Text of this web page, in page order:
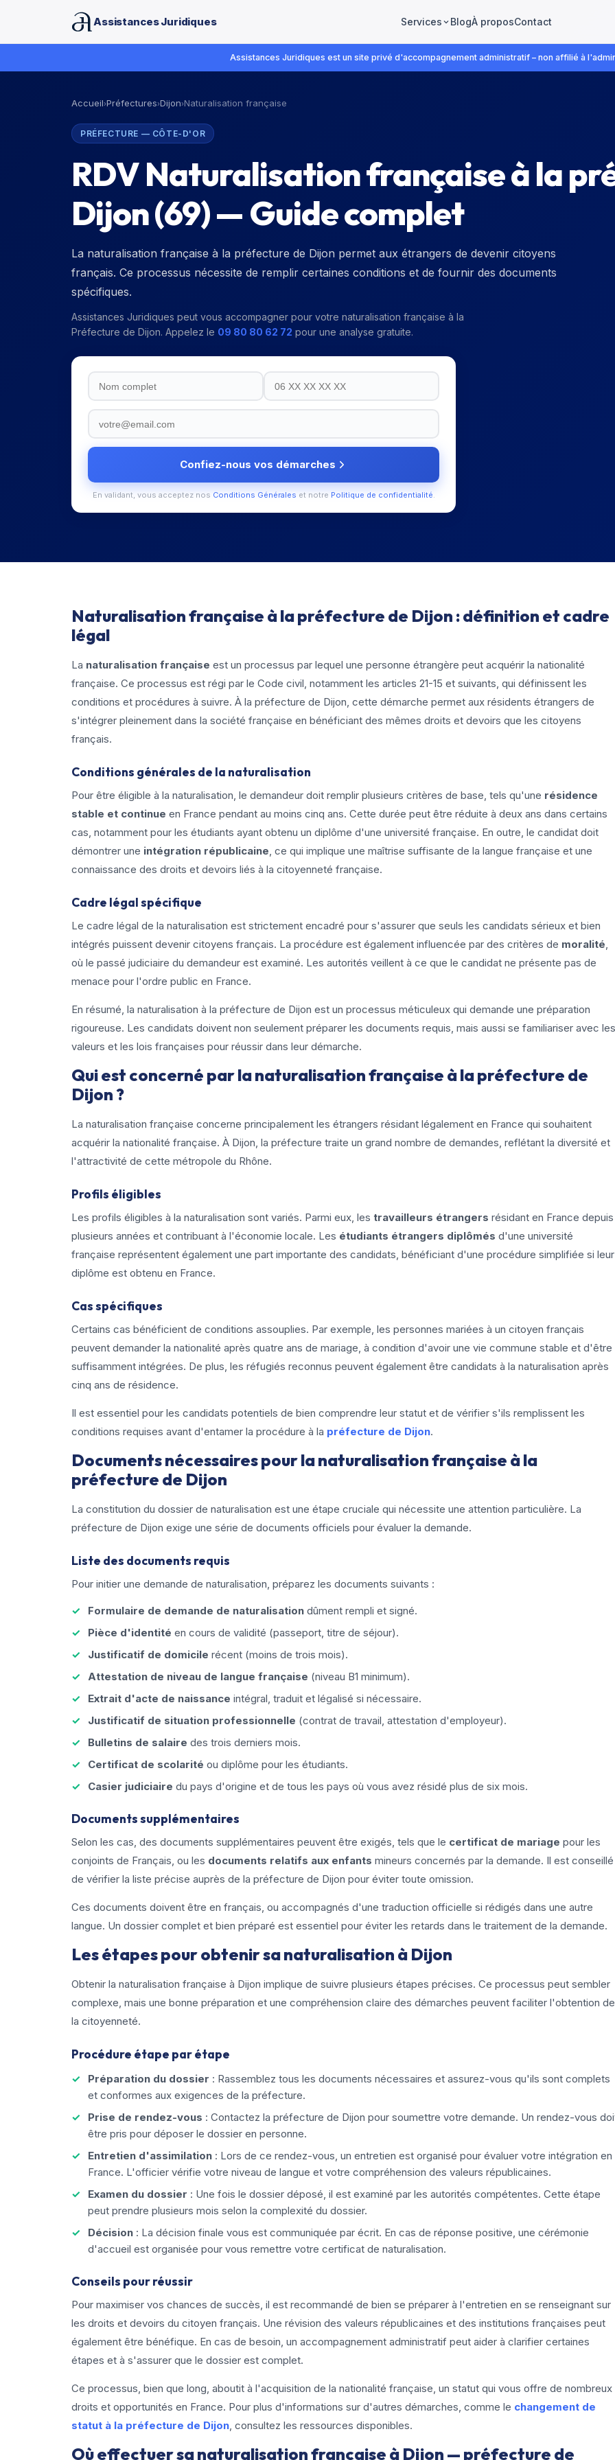
Assistances Juridiques Services BlogÀ proposContact
Assistances Juridiques est un site privé d'accompagnement administratif – non affilié à
Accueil›Préfectures›Dijon›Naturalisation française
PRÉFECTURE — CÔTE-D'OR
RDV Naturalisation française à la
Dijon (69) — Guide complet
La naturalisation française à la préfecture de Dijon permet aux étrangers de devenir citoyens
français. Ce processus nécessite de remplir certaines conditions et de fournir des documents
spécifiques.
Assistances Juridiques peut vous accompagner pour votre naturalisation française à la
Préfecture de Dijon. Appelez le 09 80 80 62 72 pour une analyse gratuite.
Confiez-nous vos démarches
En validant, vous acceptez nos Conditions Générales et notre Politique de confidentialité.
Naturalisation française à la préfecture de Dijon : définition et cadre
légal
La naturalisation française est un processus par lequel une personne étrangère peut acquérir la nationalité
française. Ce processus est régi par le Code civil, notamment les articles 21-15 et suivants, qui définissent les
conditions et procédures à suivre. À la préfecture de Dijon, cette démarche permet aux résidents étrangers de
s'intégrer pleinement dans la société française en bénéficiant des mêmes droits et devoirs que les citoyens
français.
Conditions générales de la naturalisation
Pour être éligible à la naturalisation, le demandeur doit remplir plusieurs critères de base, tels qu'une résidence
stable et continue en France pendant au moins cinq ans. Cette durée peut être réduite à deux ans dans certains
cas, notamment pour les étudiants ayant obtenu un diplôme d'une université française. En outre, le candidat doit
démontrer une intégration républicaine, ce qui implique une maîtrise suffisante de la langue française et une
connaissance des droits et devoirs liés à la citoyenneté française.
Cadre légal spécifique
Le cadre légal de la naturalisation est strictement encadré pour s'assurer que seuls les candidats sérieux et bien
intégrés puissent devenir citoyens français. La procédure est également influencée par des critères de moralité,
où le passé judiciaire du demandeur est examiné. Les autorités veillent à ce que le candidat ne présente pas de
menace pour l'ordre public en France.
En résumé, la naturalisation à la préfecture de Dijon est un processus méticuleux qui demande une préparation
rigoureuse. Les candidats doivent non seulement préparer les documents requis, mais aussi se familiariser avec les
valeurs et les lois françaises pour réussir dans leur démarche.
Qui est concerné par la naturalisation française à la préfecture de
Dijon ?
La naturalisation française concerne principalement les étrangers résidant légalement en France qui souhaitent
acquérir la nationalité française. À Dijon, la préfecture traite un grand nombre de demandes, reflétant la diversité et
l'attractivité de cette métropole du Rhône.
Profils éligibles
Les profils éligibles à la naturalisation sont variés. Parmi eux, les travailleurs étrangers résidant en France depuis
plusieurs années et contribuant à l'économie locale. Les étudiants étrangers diplômés d'une université
française représentent également une part importante des candidats, bénéficiant d'une procédure simplifiée si leur
diplôme est obtenu en France.
Cas spécifiques
Certains cas bénéficient de conditions assouplies. Par exemple, les personnes mariées à un citoyen français
peuvent demander la nationalité après quatre ans de mariage, à condition d'avoir une vie commune stable et d'être
suffisamment intégrées. De plus, les réfugiés reconnus peuvent également être candidats à la naturalisation après
cinq ans de résidence.
Il est essentiel pour les candidats potentiels de bien comprendre leur statut et de vérifier s'ils remplissent les
conditions requises avant d'entamer la procédure à la préfecture de Dijon.
Documents nécessaires pour la naturalisation française à la
préfecture de Dijon
La constitution du dossier de naturalisation est une étape cruciale qui nécessite une attention particulière. La
préfecture de Dijon exige une série de documents officiels pour évaluer la demande.
Liste des documents requis
Pour initier une demande de naturalisation, préparez les documents suivants :
Formulaire de demande de naturalisation dûment rempli et signé.
Pièce d'identité en cours de validité (passeport, titre de séjour).
Justificatif de domicile récent (moins de trois mois).
Attestation de niveau de langue française (niveau B1 minimum).
Extrait d'acte de naissance intégral, traduit et légalisé si nécessaire.
Justificatif de situation professionnelle (contrat de travail, attestation d'employeur).
Bulletins de salaire des trois derniers mois.
Certificat de scolarité ou diplôme pour les étudiants.
Casier judiciaire du pays d'origine et de tous les pays où vous avez résidé plus de six mois.
Documents supplémentaires
Selon les cas, des documents supplémentaires peuvent être exigés, tels que le certificat de mariage pour les
conjoints de Français, ou les documents relatifs aux enfants mineurs concernés par la demande. Il est conseillé
de vérifier la liste précise auprès de la préfecture de Dijon pour éviter toute omission.
Ces documents doivent être en français, ou accompagnés d'une traduction officielle si rédigés dans une autre
langue. Un dossier complet et bien préparé est essentiel pour éviter les retards dans le traitement de la demande.
Les étapes pour obtenir sa naturalisation à Dijon
Obtenir la naturalisation française à Dijon implique de suivre plusieurs étapes précises. Ce processus peut sembler
complexe, mais une bonne préparation et une compréhension claire des démarches peuvent faciliter l'obtention de
la citoyenneté.
Procédure étape par étape
Préparation du dossier : Rassemblez tous les documents nécessaires et assurez-vous qu'ils sont complets
et conformes aux exigences de la préfecture.
Prise de rendez-vous : Contactez la préfecture de Dijon pour soumettre votre demande. Un rendez-vous
être pris pour déposer le dossier en personne.
Entretien d'assimilation : Lors de ce rendez-vous, un entretien est organisé pour évaluer votre intégration en
France. L'officier vérifie votre niveau de langue et votre compréhension des valeurs républicaines.
Examen du dossier : Une fois le dossier déposé, il est examiné par les autorités compétentes. Cette étape
peut prendre plusieurs mois selon la complexité du dossier.
Décision : La décision finale vous est communiquée par écrit. En cas de réponse positive, une cérémonie
d'accueil est organisée pour vous remettre votre certificat de naturalisation.
Conseils pour réussir
Pour maximiser vos chances de succès, il est recommandé de bien se préparer à l'entretien en se renseignant sur
les droits et devoirs du citoyen français. Une révision des valeurs républicaines et des institutions françaises peut
également être bénéfique. En cas de besoin, un accompagnement administratif peut aider à clarifier certaines
étapes et à s'assurer que le dossier est complet.
Ce processus, bien que long, aboutit à l'acquisition de la nationalité française, un statut qui vous offre de nombreux
droits et opportunités en France. Pour plus d'informations sur d'autres démarches, comme le changement de
statut à la préfecture de Dijon, consultez les ressources disponibles.
Où effectuer sa naturalisation française à Dijon — préfecture de